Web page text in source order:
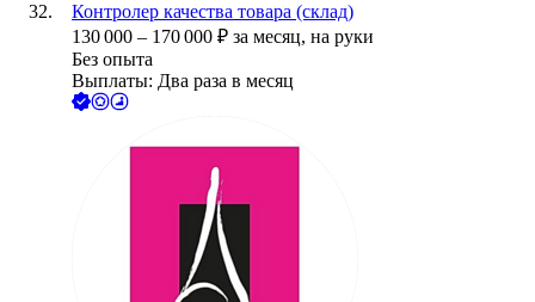
Контролер качества товара (склад)
130 000 – 170 000 ₽ за месяц, на руки
Без опыта
Выплаты: Два раза в месяц